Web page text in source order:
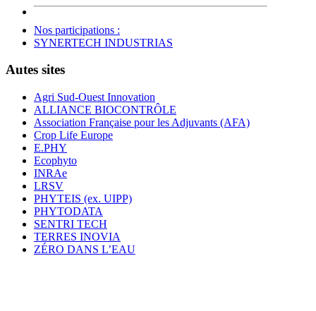
Nos participations :
SYNERTECH INDUSTRIAS
Autes sites
Agri Sud-Ouest Innovation
ALLIANCE BIOCONTRÔLE
Association Française pour les Adjuvants (AFA)
Crop Life Europe
E.PHY
Ecophyto
INRAe
LRSV
PHYTEIS (ex. UIPP)
PHYTODATA
SENTRI TECH
TERRES INOVIA
ZÉRO DANS L’EAU